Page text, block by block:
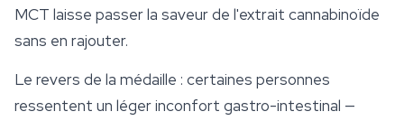
MCT laisse passer la saveur de l'extrait cannabinoïde
sans en rajouter.
Le revers de la médaille : certaines personnes
ressentent un léger inconfort gastro-intestinal —